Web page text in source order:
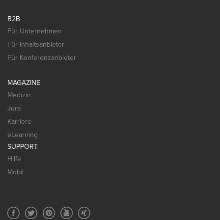
B2B
Für Unternehmen
Für Inhaltsanbieter
Für Konferenzanbieter
MAGAZINE
Medizin
Jura
Karriere
eLearning
SUPPORT
Hilfe
Mobil